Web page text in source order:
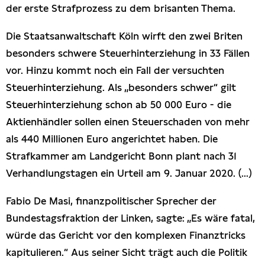
der erste Strafprozess zu dem brisanten Thema.
Die Staatsanwaltschaft Köln wirft den zwei Briten
besonders schwere Steuerhinterziehung in 33 Fällen
vor. Hinzu kommt noch ein Fall der versuchten
Steuerhinterziehung. Als „besonders schwer“ gilt
Steuerhinterziehung schon ab 50 000 Euro - die
Aktienhändler sollen einen Steuerschaden von mehr
als 440 Millionen Euro angerichtet haben. Die
Strafkammer am Landgericht Bonn plant nach 31
Verhandlungstagen ein Urteil am 9. Januar 2020. (...)
Fabio De Masi, finanzpolitischer Sprecher der
Bundestagsfraktion der Linken, sagte: „Es wäre fatal,
würde das Gericht vor den komplexen Finanztricks
kapitulieren.“ Aus seiner Sicht trägt auch die Politik